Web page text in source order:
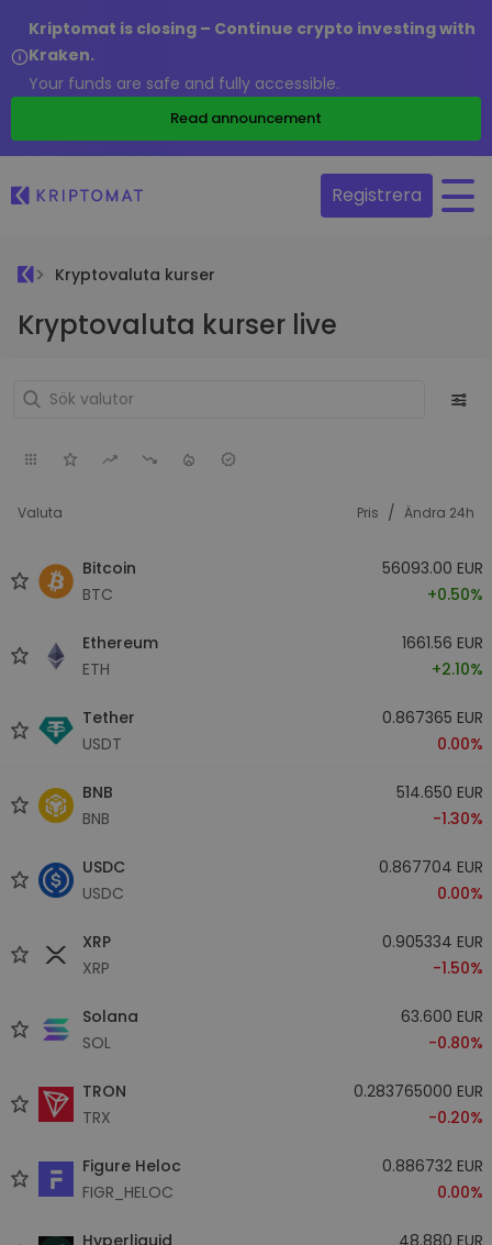
Kriptomat is closing – Continue crypto investing with
Kraken.
Your funds are safe and fully accessible.
Read announcement
Registrera
Kryptovaluta kurser
Kryptovaluta kurser live
Valuta Pris / Ändra 24h
Bitcoin
BTC
56093.00 EUR
+0.50%
Ethereum
ETH
1661.56 EUR
+2.10%
Tether
USDT
0.867365 EUR
0.00%
BNB
BNB
514.650 EUR
-1.30%
USDC
USDC
0.867704 EUR
0.00%
XRP
XRP
0.905334 EUR
-1.50%
Solana
SOL
63.600 EUR
-0.80%
TRON
TRX
0.283765000 EUR
-0.20%
Figure Heloc
FIGR_HELOC
0.886732 EUR
0.00%
Hyperliquid
48.880 EUR